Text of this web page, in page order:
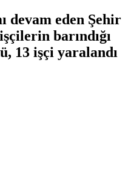
devam eden Şehir
barındığı
13 işçi yaralandı